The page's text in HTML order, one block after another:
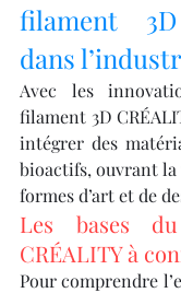
filament
dans
Avec les
filament 3D
intégrer des
bioactifs, ouvrant la
formes d’art et de
Les bases
CRÉALITY à
Pour comprendre